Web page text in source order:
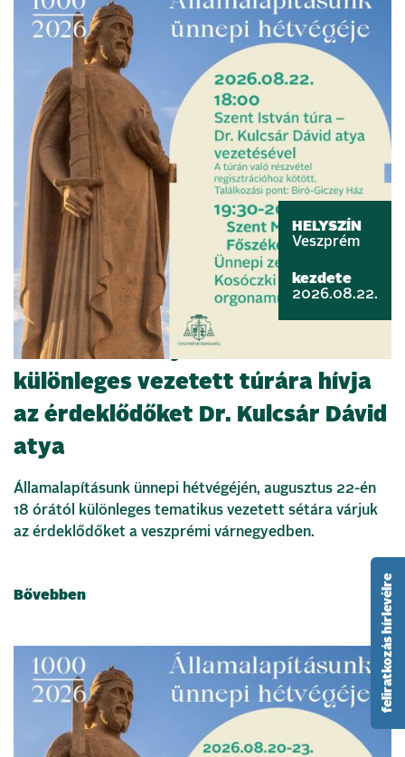
HELYSZÍN
Veszprém
kezdete
2026.08.22.
Szent István nyomában –
különleges vezetett túrára hívja
az érdeklődőket Dr. Kulcsár Dávid
atya
Államalapításunk ünnepi hétvégéjén, augusztus 22-én
18 órától különleges tematikus vezetett sétára várjuk
az érdeklődőket a veszprémi várnegyedben.
Bővebben feliratkozás hírlevélre